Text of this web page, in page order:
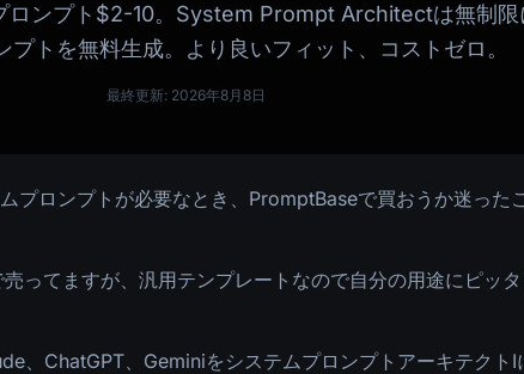
ロンプト$2-10。System Prompt Architectは無制限
プトを無料生成。より良いフィット、コストゼロ。
最終更新: 2026年8月8日
プロンプトが必要なとき、PromptBaseで買おうか迷った
ってますが、汎用テンプレートなので自分の用途にピッ
、ChatGPT、GeminiをシステムプロンプトアーキテクトI